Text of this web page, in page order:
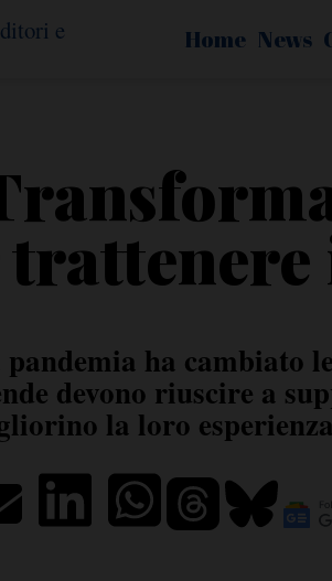
Home News
ha cambiato le
devono riuscire a
la loro